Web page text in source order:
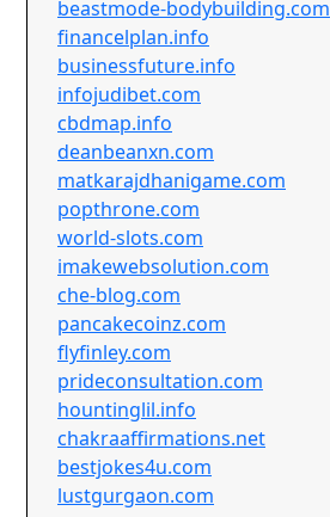
beastmode-bodybuilding.com
financelplan.info
businessfuture.info
infojudibet.com
cbdmap.info
deanbeanxn.com
matkarajdhanigame.com
popthrone.com
world-slots.com
imakewebsolution.com
che-blog.com
pancakecoinz.com
flyfinley.com
prideconsultation.com
hountinglil.info
chakraaffirmations.net
bestjokes4u.com
lustgurgaon.com